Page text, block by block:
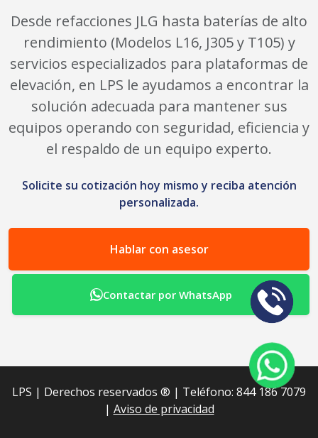
Desde refacciones JLG hasta baterías de alto
rendimiento (Modelos L16, J305 y T105) y
servicios especializados para plataformas de
elevación, en LPS le ayudamos a encontrar la
solución adecuada para mantener sus
equipos operando con seguridad, eficiencia y
el respaldo de un equipo experto.
Solicite su cotización hoy mismo y reciba atención
personalizada.
Hablar con asesor
Contactar por WhatsApp
LPS | Derechos reservados ®︎ | Teléfono: 844 186 7079
| Aviso de privacidad